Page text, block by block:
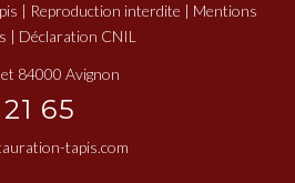
| Reproduction interdite | Mentions
| Déclaration CNIL
84000 Avignon
65
tapis.com